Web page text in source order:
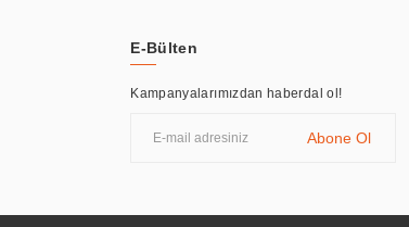
E-Bülten
Kampanyalarımızdan haberdal ol!
Abone Ol